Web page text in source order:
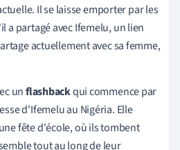
Il se laisse emporter par les
a partagé avec Ifemelu, un lien
actuellement avec sa femme,
unflashbackqui commence par
d'Ifemelu au Nigéria. Elle
fête d'école, où ils tombent
tout au long de leur